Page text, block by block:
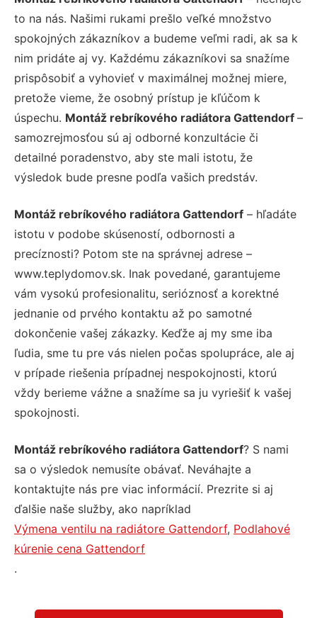
to na nás. Našimi rukami prešlo veľké množstvo
spokojných zákazníkov a budeme veľmi radi, ak sa k
nim pridáte aj vy. Každému zákazníkovi sa snažíme
prispôsobiť a vyhovieť v maximálnej možnej miere,
pretože vieme, že osobný prístup je kľúčom k
úspechu. Montáž rebríkového radiátora Gattendorf –
samozrejmosťou sú aj odborné konzultácie či
detailné poradenstvo, aby ste mali istotu, že
výsledok bude presne podľa vašich predstáv.
Montáž rebríkového radiátora Gattendorf – hľadáte
istotu v podobe skúseností, odbornosti a
precíznosti? Potom ste na správnej adrese –
www.teplydomov.sk. Inak povedané, garantujeme
vám vysokú profesionalitu, serióznosť a korektné
jednanie od prvého kontaktu až po samotné
dokončenie vašej zákazky. Keďže aj my sme iba
ľudia, sme tu pre vás nielen počas spolupráce, ale aj
v prípade riešenia prípadnej nespokojnosti, ktorú
vždy berieme vážne a snažíme sa ju vyriešiť k vašej
spokojnosti.
Montáž rebríkového radiátora Gattendorf? S nami
sa o výsledok nemusíte obávať. Neváhajte a
kontaktujte nás pre viac informácií. Prezrite si aj
ďalšie naše služby, ako napríklad
Výmena ventilu na radiátore Gattendorf, Podlahové
kúrenie cena Gattendorf
.